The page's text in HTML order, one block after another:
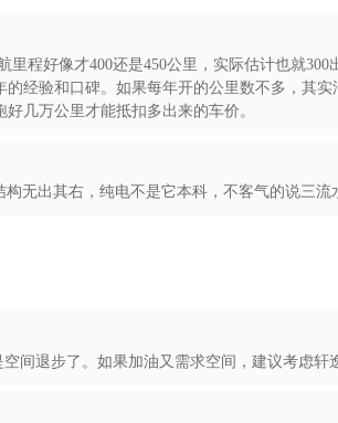
里程好像才400还是450公里，实际估计也就300
的经验和口碑。如果每年开的公里数不多，其
几万公里才能抵扣多出来的车价。
无出其右，纯电不是它本科，不客气的说三流
间退步了。如果加油又需求空间，建议考虑轩